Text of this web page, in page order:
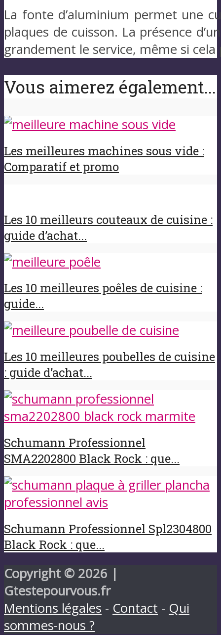
La fonte d’aluminium permet une
plaques de cuisson. La présence
grandement le service, même si
Vous aimerez également...
Les meilleures machines sous vide :
Comparatif et promo
Les 10 meilleurs couteaux de cuisine :
guide d’achat...
Les 10 meilleures poêles de cuisine :
guide...
Les 10 meilleures poubelles de cuisine
: guide d’achat...
Schumann Professionnel
SMA2202800 Black Rock : que...
Schumann Professionnel Spl2304800
Black Rock : que...
Copyright © 2026 |
Gtestepourvous.fr
Mentions légales - Contact - Qui
sommes-nous ?